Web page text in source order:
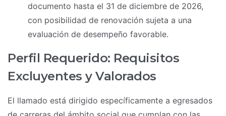
documento hasta el 31 de diciembre de 2026,
con posibilidad de renovación sujeta a una
evaluación de desempeño favorable.
Perfil Requerido: Requisitos
Excluyentes y Valorados
El llamado está dirigido específicamente a egresados